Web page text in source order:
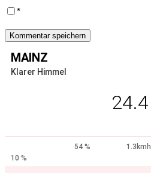
*
MAINZ
Klarer Himmel
24.4
54 %
1.3kmh
10 %